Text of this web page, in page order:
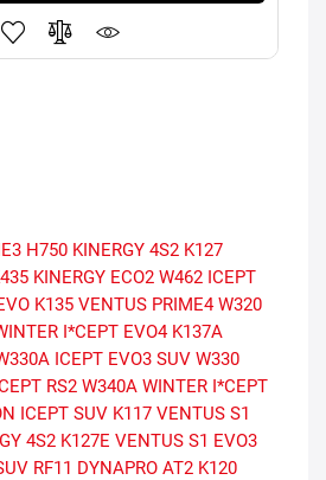
H750 KINERGY 4S2 K127
KINERGY ECO2 W462 ICEPT
K135 VENTUS PRIME4 W320
I*CEPT EVO4 K137A
ICEPT EVO3 SUV W330
RS2 W340A WINTER I*CEPT
ICEPT SUV K117 VENTUS S1
4S2 K127E VENTUS S1 EVO3
RF11 DYNAPRO AT2 K120